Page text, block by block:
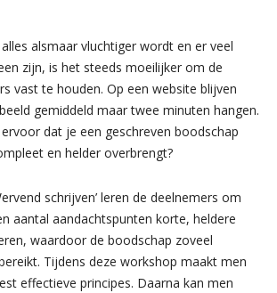
alsmaar vluchtiger wordt en er veel
zijn, is het steeds moeilijker om de
vast te houden. Op een website blijven
gemiddeld maar twee minuten hangen.
dat je een geschreven boodschap
en helder overbrengt?
schrijven’ leren de deelnemers om
aantal aandachtspunten korte, heldere
waardoor de boodschap zoveel
Tijdens deze workshop maakt men
effectieve principes. Daarna kan men